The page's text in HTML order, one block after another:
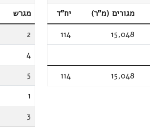
מגורים (מ"ר)
יח"ד
15,048
114
15,048
114
מגרש
2
4
5
1
3